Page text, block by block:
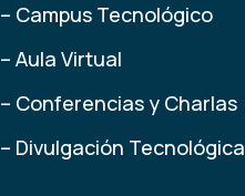
– Campus Tecnológico
– Aula Virtual
– Conferencias y Charlas
– Divulgación Tecnológica